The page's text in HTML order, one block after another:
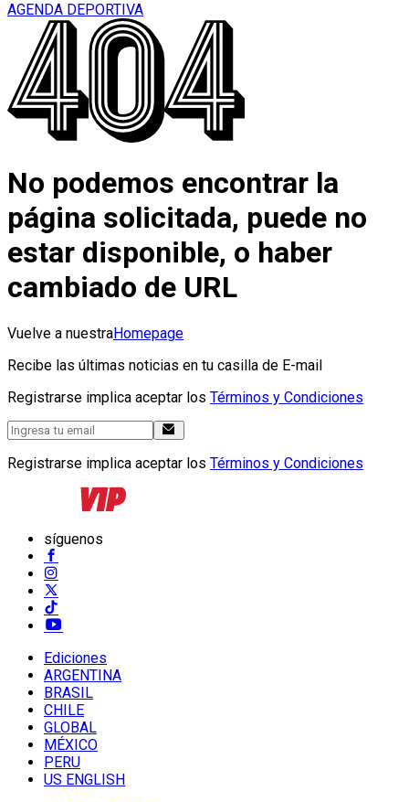
AGENDA DEPORTIVA
No podemos encontrar la
página solicitada, puede no
estar disponible, o haber
cambiado de URL
Vuelve a nuestraHomepage
Recibe las últimas noticias en tu casilla de E-mail
Registrarse implica aceptar los Términos y Condiciones
Registrarse implica aceptar los Términos y Condiciones
síguenos
Ediciones
ARGENTINA
BRASIL
CHILE
GLOBAL
MÉXICO
PERU
US ENGLISH